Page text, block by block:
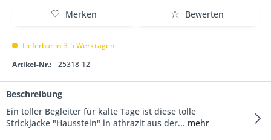
Merken Bewerten
Lieferbar in 3-5 Werktagen
Artikel-Nr.:
25318-12
Beschreibung
Ein toller Begleiter für kalte Tage ist diese tolle
Strickjacke "Hausstein" in athrazit aus der... mehr